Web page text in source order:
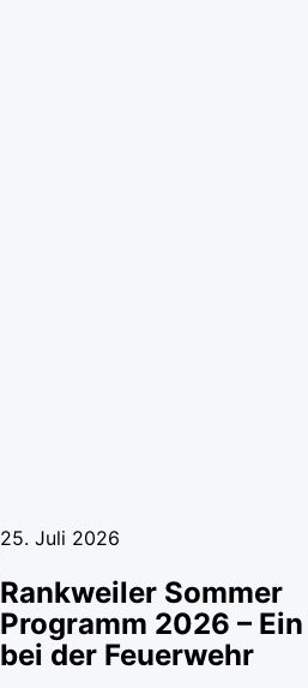
25. Juli 2026
Rankweiler Sommer
Programm 2026 – Ein
bei der Feuerwehr